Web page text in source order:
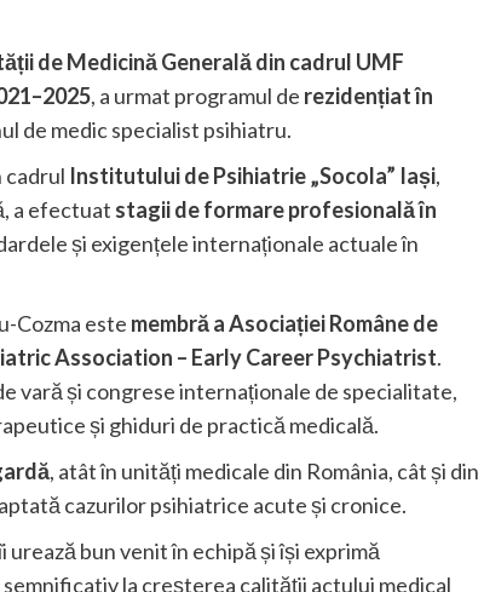
de Medicină Generală din cadrul UMF
, a urmat programul de rezidențiat în
de medic specialist psihiatru.
cadrul Institutului de Psihiatrie „Socola” Iași,
a efectuat stagii de formare profesională în
și exigențele internaționale actuale în
Cozma este membră a Asociației Române de
Association – Early Career Psychiatrist.
vară și congrese internaționale de specialitate,
și ghiduri de practică medicală.
, atât în unități medicale din România, cât și din
cazurilor psihiatrice acute și cronice.
bun venit în echipă și își exprimă
la creșterea calității actului medical